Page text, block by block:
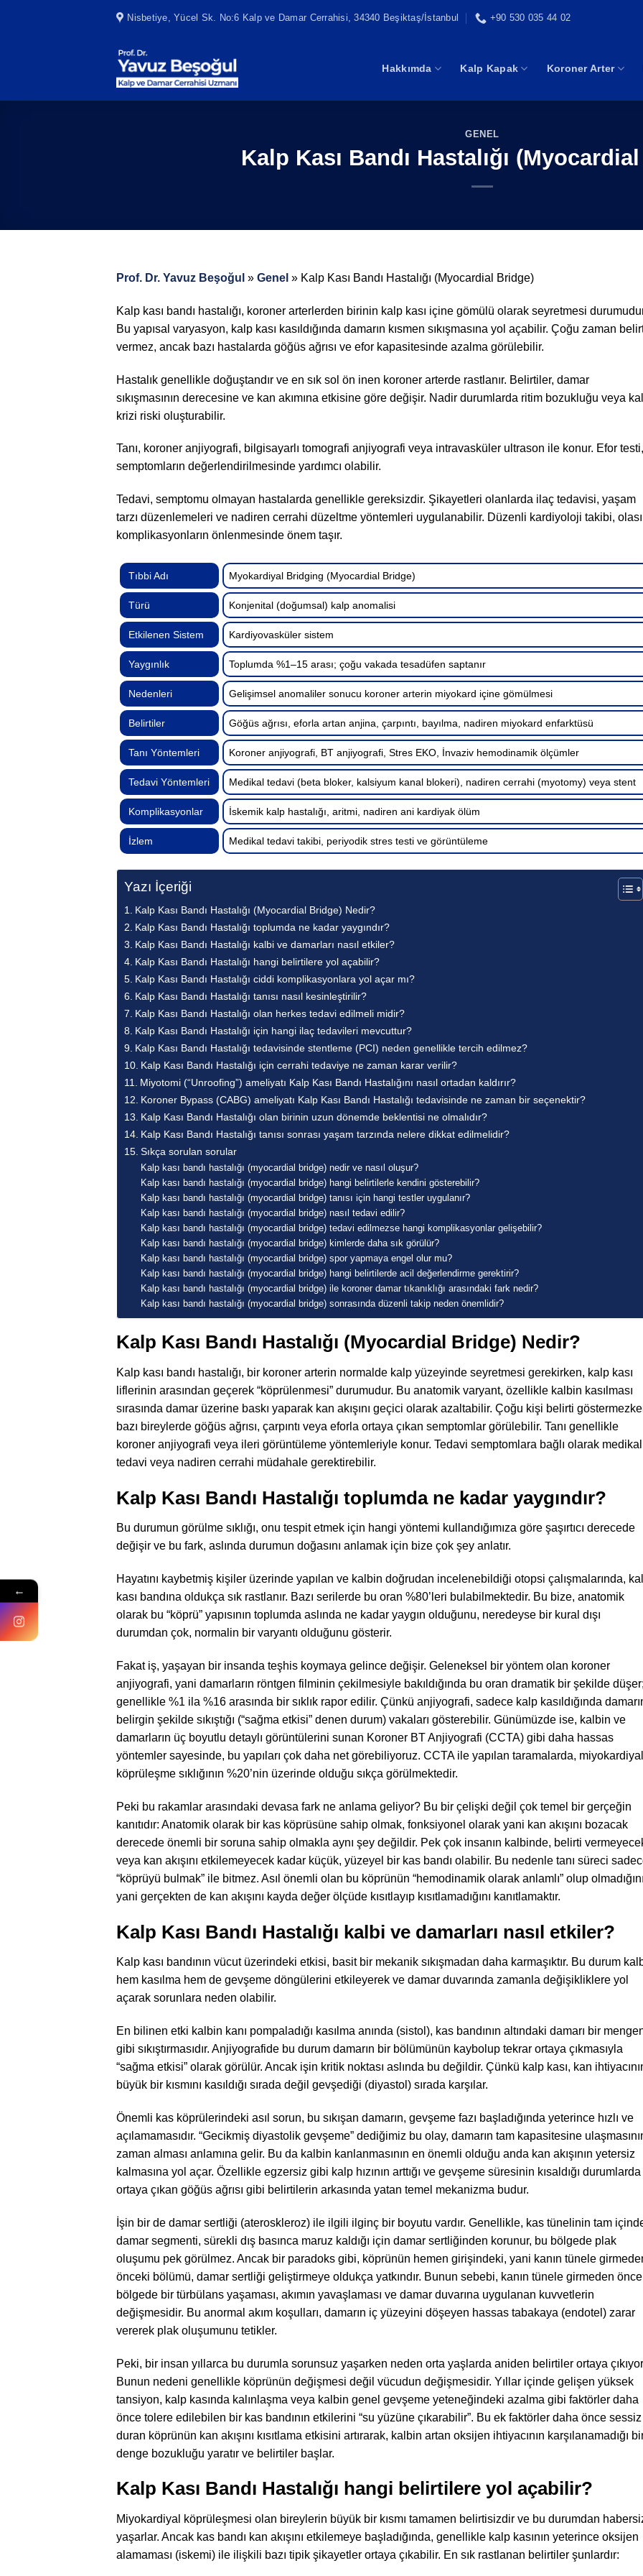
Nisbetiye, Yücel Sk. No:6 Kalp ve Damar Cerrahisi, 34340 Beşiktaş/İstanbul +90 530 035 44 02
Hakkımda Kalp Kapak Koroner Arter
GENEL
Kalp Kası Bandı Hastalığı
Prof. Dr. Yavuz Beşoğul » Genel » Kalp Kası Bandı Hastalığı (Myocardial Bridge)
Kalp kası bandı hastalığı, koroner arterlerden birinin kalp kası içine gömülü olarak seyretmesi
Bu yapısal varyasyon, kalp kası kasıldığında damarın kısmen sıkışmasına yol açabilir. Çoğu zaman
vermez, ancak bazı hastalarda göğüs ağrısı ve efor kapasitesinde azalma görülebilir.
Hastalık genellikle doğuştandır ve en sık sol ön inen koroner arterde rastlanır. Belirtiler, damar
sıkışmasının derecesine ve kan akımına etkisine göre değişir. Nadir durumlarda ritim bozukluğu veya
krizi riski oluşturabilir.
Tanı, koroner anjiyografi, bilgisayarlı tomografi anjiyografi veya intravasküler ultrason ile konur. Efor testi,
semptomların değerlendirilmesinde yardımcı olabilir.
Tedavi, semptomu olmayan hastalarda genellikle gereksizdir. Şikayetleri olanlarda ilaç tedavisi, yaşam
tarzı düzenlemeleri ve nadiren cerrahi düzeltme yöntemleri uygulanabilir. Düzenli kardiyoloji takibi, olası
komplikasyonların önlenmesinde önem taşır.
Tıbbi Adı Myokardiyal Bridging (Myocardial Bridge)
Türü Konjenital (doğumsal) kalp anomalisi
Etkilenen Sistem Kardiyovasküler sistem
Yaygınlık Toplumda %1–15 arası; çoğu vakada tesadüfen saptanır
Nedenleri Gelişimsel anomaliler sonucu koroner arterin miyokard içine gömülmesi
Belirtiler Göğüs ağrısı, eforla artan anjina, çarpıntı, bayılma, nadiren miyokard enfarktüsü
Tanı Yöntemleri Koroner anjiyografi, BT anjiyografi, Stres EKO, İnvaziv hemodinamik ölçümler
Tedavi Yöntemleri Medikal tedavi (beta bloker, kalsiyum kanal blokeri), nadiren cerrahi (myotomy) veya stent
Komplikasyonlar İskemik kalp hastalığı, aritmi, nadiren ani kardiyak ölüm
İzlem Medikal tedavi takibi, periyodik stres testi ve görüntüleme
Yazı İçeriği
Kalp Kası Bandı Hastalığı (Myocardial Bridge) Nedir?
Kalp Kası Bandı Hastalığı toplumda ne kadar yaygındır?
Kalp Kası Bandı Hastalığı kalbi ve damarları nasıl etkiler?
Kalp Kası Bandı Hastalığı hangi belirtilere yol açabilir?
Kalp Kası Bandı Hastalığı ciddi komplikasyonlara yol açar mı?
Kalp Kası Bandı Hastalığı tanısı nasıl kesinleştirilir?
Kalp Kası Bandı Hastalığı olan herkes tedavi edilmeli midir?
Kalp Kası Bandı Hastalığı için hangi ilaç tedavileri mevcuttur?
Kalp Kası Bandı Hastalığı tedavisinde stentleme (PCI) neden genellikle tercih edilmez?
Kalp Kası Bandı Hastalığı için cerrahi tedaviye ne zaman karar verilir?
Miyotomi (“Unroofing”) ameliyatı Kalp Kası Bandı Hastalığını nasıl ortadan kaldırır?
Koroner Bypass (CABG) ameliyatı Kalp Kası Bandı Hastalığı tedavisinde ne zaman bir seçenektir?
Kalp Kası Bandı Hastalığı olan birinin uzun dönemde beklentisi ne olmalıdır?
Kalp Kası Bandı Hastalığı tanısı sonrası yaşam tarzında nelere dikkat edilmelidir?
Sıkça sorulan sorular
Kalp kası bandı hastalığı (myocardial bridge) nedir ve nasıl oluşur?
Kalp kası bandı hastalığı (myocardial bridge) hangi belirtilerle kendini gösterebilir?
Kalp kası bandı hastalığı (myocardial bridge) tanısı için hangi testler uygulanır?
Kalp kası bandı hastalığı (myocardial bridge) nasıl tedavi edilir?
Kalp kası bandı hastalığı (myocardial bridge) tedavi edilmezse hangi komplikasyonlar gelişebilir?
Kalp kası bandı hastalığı (myocardial bridge) kimlerde daha sık görülür?
Kalp kası bandı hastalığı (myocardial bridge) spor yapmaya engel olur mu?
Kalp kası bandı hastalığı (myocardial bridge) hangi belirtilerde acil değerlendirme gerektirir?
Kalp kası bandı hastalığı (myocardial bridge) ile koroner damar tıkanıklığı arasındaki fark nedir?
Kalp kası bandı hastalığı (myocardial bridge) sonrasında düzenli takip neden önemlidir?
Kalp Kası Bandı Hastalığı (Myocardial Bridge) Nedir?
Kalp kası bandı hastalığı, bir koroner arterin normalde kalp yüzeyinde seyretmesi gerekirken, kalp kası
liflerinin arasından geçerek “köprülenmesi” durumudur. Bu anatomik varyant, özellikle kalbin kasılması
sırasında damar üzerine baskı yaparak kan akışını geçici olarak azaltabilir. Çoğu kişi belirti
bazı bireylerde göğüs ağrısı, çarpıntı veya eforla ortaya çıkan semptomlar görülebilir. Tanı genellikle
koroner anjiyografi veya ileri görüntüleme yöntemleriyle konur. Tedavi semptomlara bağlı olarak medikal
tedavi veya nadiren cerrahi müdahale gerektirebilir.
Kalp Kası Bandı Hastalığı toplumda ne kadar yaygındır?
Bu durumun görülme sıklığı, onu tespit etmek için hangi yöntemi kullandığımıza göre şaşırtıcı derecede
değişir ve bu fark, aslında durumun doğasını anlamak için bize çok şey anlatır.
Hayatını kaybetmiş kişiler üzerinde yapılan ve kalbin doğrudan incelenebildiği otopsi çalışmalarında,
kası bandına oldukça sık rastlanır. Bazı serilerde bu oran %80’leri bulabilmektedir. Bu bize, anatomik
olarak bu “köprü” yapısının toplumda aslında ne kadar yaygın olduğunu, neredeyse bir kural dışı
durumdan çok, normalin bir varyantı olduğunu gösterir.
Fakat iş, yaşayan bir insanda teşhis koymaya gelince değişir. Geleneksel bir yöntem olan koroner
anjiyografi, yani damarların röntgen filminin çekilmesiyle bakıldığında bu oran dramatik bir şekilde düşer;
genellikle %1 ila %16 arasında bir sıklık rapor edilir. Çünkü anjiyografi, sadece kalp kasıldığında
belirgin şekilde sıkıştığı (“sağma etkisi” denen durum) vakaları gösterebilir. Günümüzde ise, kalbin ve
damarların üç boyutlu detaylı görüntülerini sunan Koroner BT Anjiyografi (CCTA) gibi daha hassas
yöntemler sayesinde, bu yapıları çok daha net görebiliyoruz. CCTA ile yapılan taramalarda, miyokardiyal
köprüleşme sıklığının %20’nin üzerinde olduğu sıkça görülmektedir.
Peki bu rakamlar arasındaki devasa fark ne anlama geliyor? Bu bir çelişki değil çok temel bir gerçeğin
kanıtıdır: Anatomik olarak bir kas köprüsüne sahip olmak, fonksiyonel olarak yani kan akışını bozacak
derecede önemli bir soruna sahip olmakla aynı şey değildir. Pek çok insanın kalbinde, belirti
veya kan akışını etkilemeyecek kadar küçük, yüzeyel bir kas bandı olabilir. Bu nedenle tanı süreci
“köprüyü bulmak” ile bitmez. Asıl önemli olan bu köprünün “hemodinamik olarak anlamlı” olup
yani gerçekten de kan akışını kayda değer ölçüde kısıtlayıp kısıtlamadığını kanıtlamaktır.
Kalp Kası Bandı Hastalığı kalbi ve damarları nasıl etkiler?
Kalp kası bandının vücut üzerindeki etkisi, basit bir mekanik sıkışmadan daha karmaşıktır. Bu durum
hem kasılma hem de gevşeme döngülerini etkileyerek ve damar duvarında zamanla değişikliklere yol
açarak sorunlara neden olabilir.
En bilinen etki kalbin kanı pompaladığı kasılma anında (sistol), kas bandının altındaki damarı bir
gibi sıkıştırmasıdır. Anjiyografide bu durum damarın bir bölümünün kaybolup tekrar ortaya çıkmasıyla
“sağma etkisi” olarak görülür. Ancak işin kritik noktası aslında bu değildir. Çünkü kalp kası, kan
büyük bir kısmını kasıldığı sırada değil gevşediği (diyastol) sırada karşılar.
Önemli kas köprülerindeki asıl sorun, bu sıkışan damarın, gevşeme fazı başladığında yeterince hızlı ve
açılamamasıdır. “Gecikmiş diyastolik gevşeme” dediğimiz bu olay, damarın tam kapasitesine
zaman alması anlamına gelir. Bu da kalbin kanlanmasının en önemli olduğu anda kan akışının yetersiz
kalmasına yol açar. Özellikle egzersiz gibi kalp hızının arttığı ve gevşeme süresinin kısaldığı durumlarda
ortaya çıkan göğüs ağrısı gibi belirtilerin arkasında yatan temel mekanizma budur.
İşin bir de damar sertliği (ateroskleroz) ile ilgili ilginç bir boyutu vardır. Genellikle, kas tünelinin tam
damar segmenti, sürekli dış basınca maruz kaldığı için damar sertliğinden korunur, bu bölgede plak
oluşumu pek görülmez. Ancak bir paradoks gibi, köprünün hemen girişindeki, yani kanın tünele
önceki bölümü, damar sertliği geliştirmeye oldukça yatkındır. Bunun sebebi, kanın tünele girmeden
bölgede bir türbülans yaşaması, akımın yavaşlaması ve damar duvarına uygulanan kuvvetlerin
değişmesidir. Bu anormal akım koşulları, damarın iç yüzeyini döşeyen hassas tabakaya (endotel) zarar
vererek plak oluşumunu tetikler.
Peki, bir insan yıllarca bu durumla sorunsuz yaşarken neden orta yaşlarda aniden belirtiler ortaya
Bunun nedeni genellikle köprünün değişmesi değil vücudun değişmesidir. Yıllar içinde gelişen yüksek
tansiyon, kalp kasında kalınlaşma veya kalbin genel gevşeme yeteneğindeki azalma gibi faktörler daha
önce tolere edilebilen bir kas bandının etkilerini “su yüzüne çıkarabilir”. Bu ek faktörler daha önce sessiz
duran köprünün kan akışını kısıtlama etkisini artırarak, kalbin artan oksijen ihtiyacının karşılanamadığı
denge bozukluğu yaratır ve belirtiler başlar.
Kalp Kası Bandı Hastalığı hangi belirtilere yol açabilir?
Miyokardiyal köprüleşmesi olan bireylerin büyük bir kısmı tamamen belirtisizdir ve bu durumdan
yaşarlar. Ancak kas bandı kan akışını etkilemeye başladığında, genellikle kalp kasının yeterince oksijen
alamaması (iskemi) ile ilişkili bazı tipik şikayetler ortaya çıkabilir. En sık rastlanan belirtiler şunlardır:
←